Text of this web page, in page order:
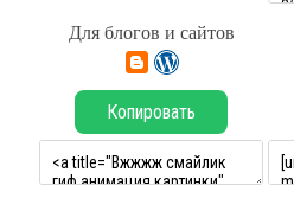
Для блогов и сайтов
Копировать